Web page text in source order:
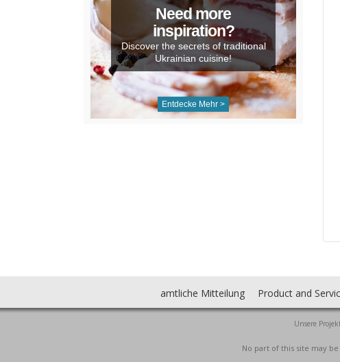
Need more
inspiration?
Discover the secrets of traditional
Ukrainian cuisine!
Entdecke Mehr >
amtliche Mitteilung Product and
Unsere
No part of this site may